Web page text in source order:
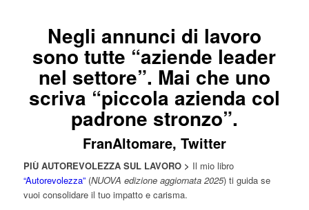
Negli annunci di lavoro
sono tutte “aziende leader
nel settore”. Mai che uno
scriva “piccola azienda col
padrone stronzo”.
FranAltomare, Twitter
PIÙ AUTOREVOLEZZA SUL LAVORO > Il mio libro
“Autorevolezza” (NUOVA edizione aggiornata 2025) ti guida se
vuoi consolidare il tuo impatto e carisma.